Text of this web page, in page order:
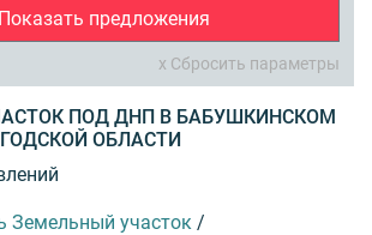
Показать предложения
x Сбросить параметры
ПОД ДНП В БАБУШКИНСКОМ
ОБЛАСТИ
Земельный участок /